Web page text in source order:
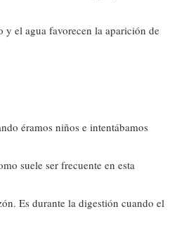
y el agua favorecen la aparición de
éramos niños e intentábamos
suele ser frecuente en esta
Es durante la digestión cuando el